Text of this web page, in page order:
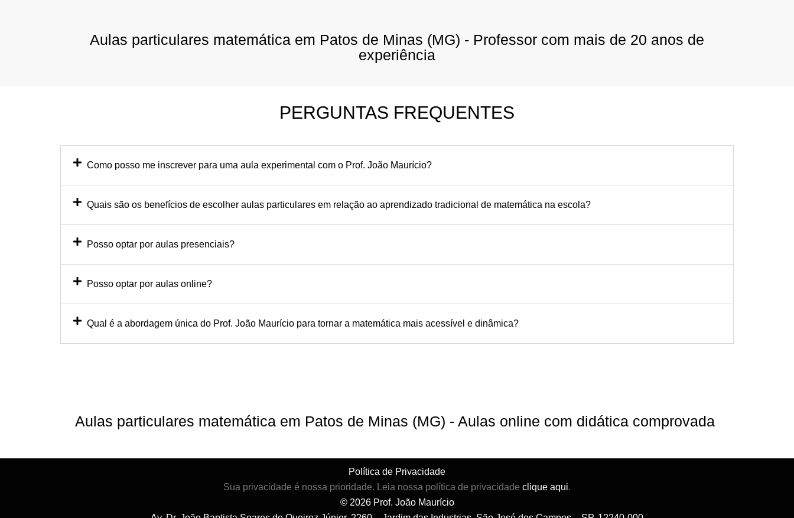
Aulas particulares matemática em Patos de Minas (MG) - Professor com mais de 20 anos de
experiência
PERGUNTAS FREQUENTES
Como posso me inscrever para uma aula experimental com o Prof. João Maurício?
Quais são os benefícios de escolher aulas particulares em relação ao aprendizado tradicional de matemática na escola?
Posso optar por aulas presenciais?
Posso optar por aulas online?
Qual é a abordagem única do Prof. João Maurício para tornar a matemática mais acessível e dinâmica?
Aulas particulares matemática em Patos de Minas (MG) - Aulas online com didática comprovada
Política de Privacidade
Sua privacidade é nossa prioridade. Leia nossa política de privacidade clique aqui.
© 2026 Prof. João Maurício